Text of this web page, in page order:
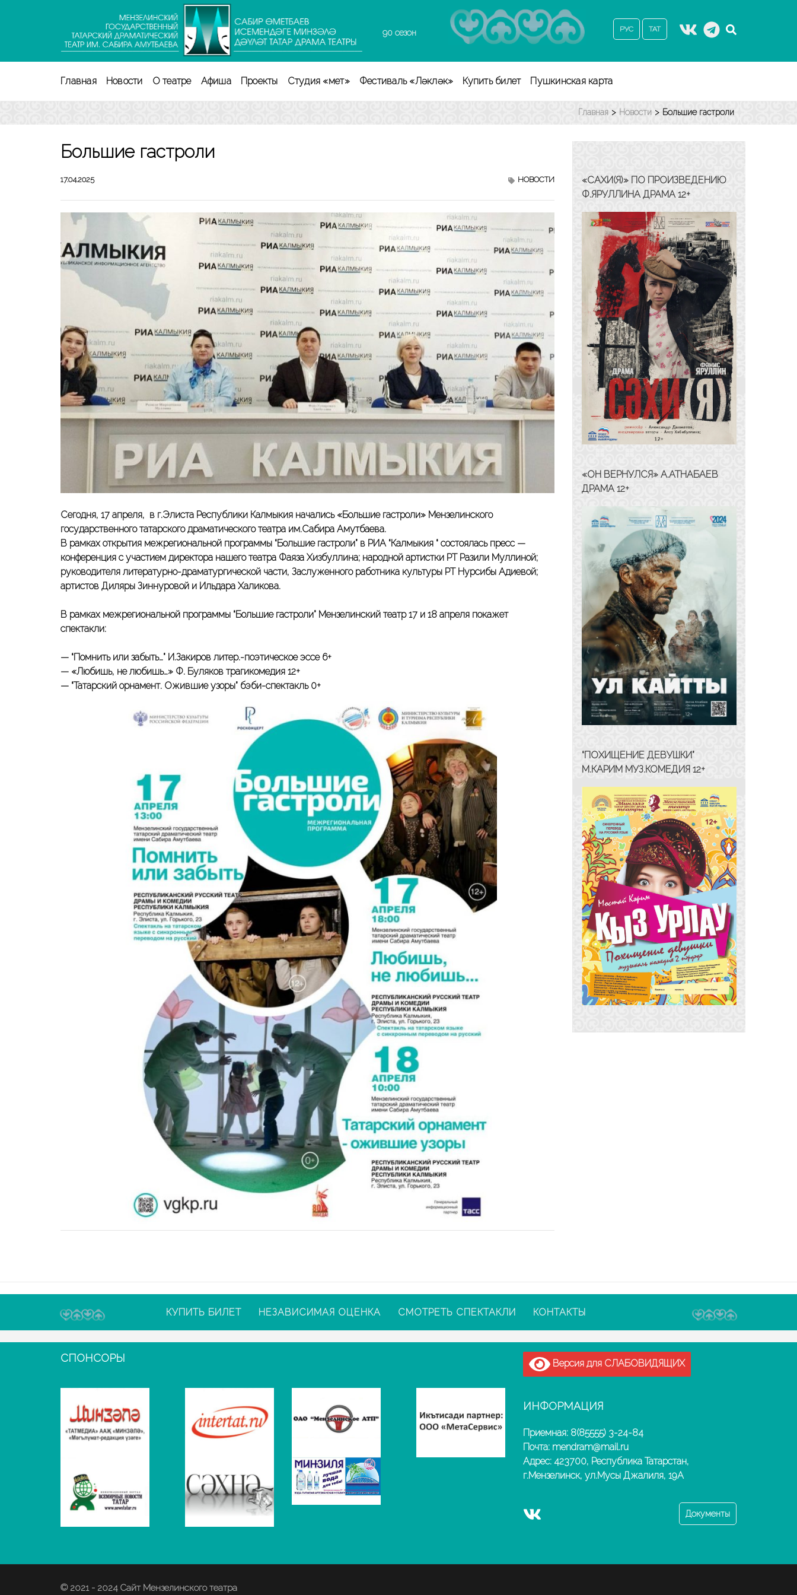
Enter)
90 сезон РУС ТАТ
Главная Новости О театре Афиша Проекты Студия «Өмет» Фестиваль «Ләкләк» Купить билет Пушкинская карта
Главная > Новости > Большие гастроли
Большие гастроли
17.04.2025 НОВОСТИ
Сегодня, 17 апреля, в г.Элиста Республики Калмыкия начались «Большие гастроли» Мензелинского
государственного татарского драматического театра им.Сабира Амутбаева.
В рамках открытия межрегиональной программы “Большие гастроли” в РИА “Калмыкия “ состоялась пресс —
конференция с участием директора нашего театра Фаяза Хизбуллина; народной артистки РТ Разили Муллиной;
руководителя литературно-драматургической части, Заслуженного работника культуры РТ Нурсибы Адиевой;
артистов Диляры Зиннуровой и Ильдара Халикова.
В рамках межрегиональной программы “Большие гастроли” Мензелинский театр 17 и 18 апреля покажет
спектакли:
— “Помнить или забыть…” И.Закиров литер.-поэтическое эссе 6+
— «Любишь, не любишь…» Ф. Буляков трагикомедия 12+
— “Татарский орнамент. Ожившие узоры” бэби-спектакль 0+
«САХИ(Я)» ПО ПРОИЗВЕДЕНИЮ
Ф.ЯРУЛЛИНА ДРАМА 12+
«ОН ВЕРНУЛСЯ» А.АТНАБАЕВ
ДРАМА 12+
“ПОХИЩЕНИЕ ДЕВУШКИ”
М.КАРИМ МУЗ.КОМЕДИЯ 12+
КУПИТЬ БИЛЕТ НЕЗАВИСИМАЯ ОЦЕНКА СМОТРЕТЬ СПЕКТАКЛИ КОНТАКТЫ
СПОНСОРЫ Версия для СЛАБОВИДЯЩИХ
ИНФОРМАЦИЯ
Приемная: 8(85555) 3-24-84
Почта: mendram@mail.ru
Адрес: 423700, Республика Татарстан,
г.Мензелинск, ул.Мусы Джалиля, 19А
Документы
© 2021 - 2024 Сайт Мензелинского театра